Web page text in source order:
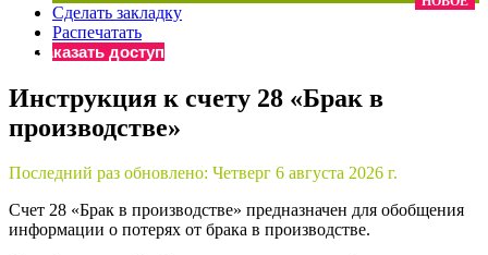
Бератор
«Практическая энциклопедия бухгалтера»
«Нормативные акты для бухгалтера»
Материалы электронного журнала
«Практическая бухгалтерия»
Онлайн-сервисы «Учетная политика» и «Алгоритмы для
Просто заполните форму, и мы вышлем вам на почту
Сделать закладку
Распечатать
Заказать доступ
Инструкция к счету 28 «Брак в
производстве»
Последний раз обновлено: Четверг 6 августа 2026 г.
Счет 28 «Брак в производстве» предназначен для обобщения
информации о потерях от брака в производстве.